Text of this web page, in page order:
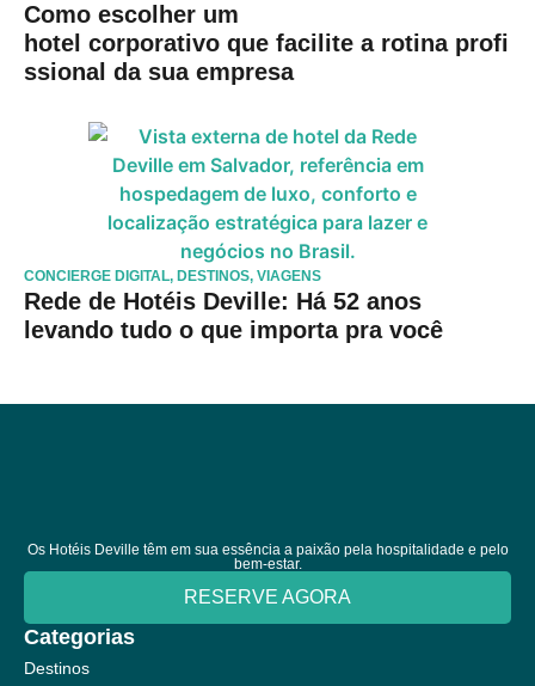
Como escolher um
hotel corporativo que facilite a rotina profi
ssional da sua empresa
CONCIERGE DIGITAL, DESTINOS, VIAGENS
Rede de Hotéis Deville: Há 52 anos
levando tudo o que importa pra você
Os Hotéis Deville têm em sua essência a paixão pela hospitalidade e pelo
bem-estar.
RESERVE AGORA
Categorias
Destinos